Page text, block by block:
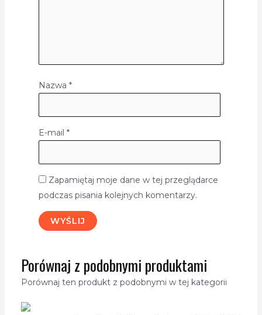
Nazwa *
E-mail *
Zapamiętaj moje dane w tej przeglądarce
podczas pisania kolejnych komentarzy.
Porównaj z podobnymi produktami
Porównaj ten produkt z podobnymi w tej kategorii